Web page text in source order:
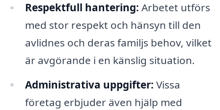
Respektfull hantering: Arbetet utförs
med stor respekt och hänsyn till den
avlidnes och deras familjs behov, vilket
är avgörande i en känslig situation.
Administrativa uppgifter: Vissa
företag erbjuder även hjälp med